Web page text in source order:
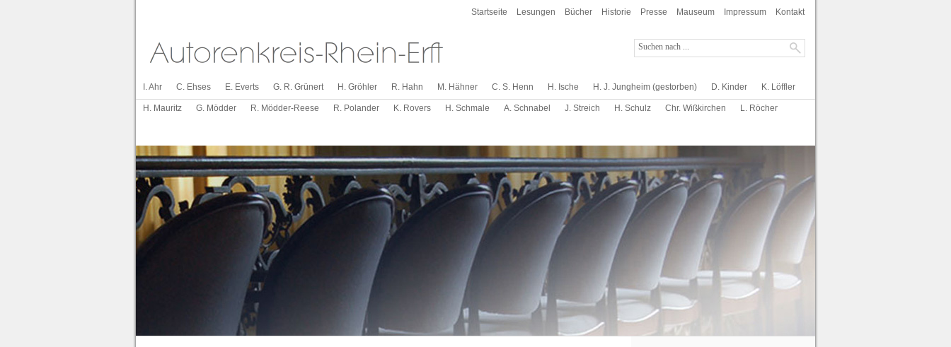
Startseite Lesungen Bücher Historie Presse Mauseum Impressum Kontakt
I. Ahr C. Ehses E. Everts G. R. Grünert H. Gröhler R. Hahn M. Hähner C. S. Henn H. Ische H. J. Jungheim (gestorben) D. Kinder K. Löffler
H. Mauritz G. Mödder R. Mödder-Reese R. Polander K. Rovers H. Schmale A. Schnabel J. Streich H. Schulz Chr. Wißkirchen L. Röcher